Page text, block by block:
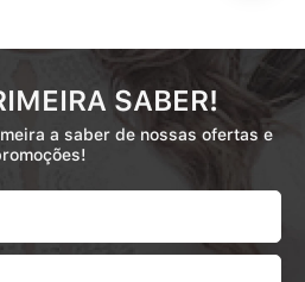
SABER!
a saber de nossas ofertas e